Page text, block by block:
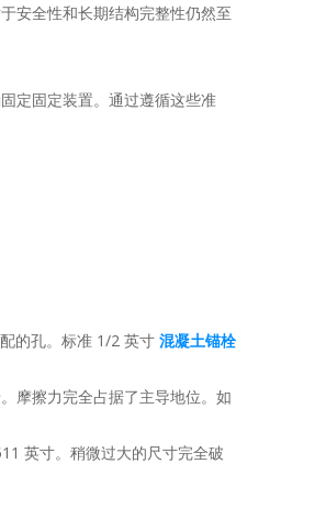
安全性和长期结构完整性仍然至
定固定装置。通过遵循这些准
的孔。标准 1/2 英寸 混凝土锚栓
摩擦力完全占据了主导地位。如
英寸。稍微过大的尺寸完全破